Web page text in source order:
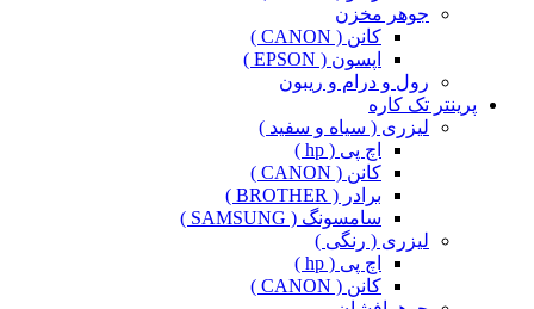
جوهر مخزن
کانن ( CANON )
اپسون ( EPSON )
رول و درام و ریبون
پرینتر تک کاره
لیزری ( سیاه و سفید )
اچ پی ( hp )
کانن ( CANON )
برادر ( BROTHER )
سامسونگ ( SAMSUNG )
لیزری ( رنگی )
اچ پی ( hp )
کانن ( CANON )